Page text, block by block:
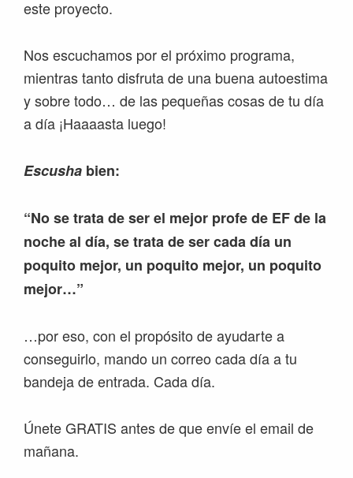
este proyecto.
Nos escuchamos por el próximo programa,
mientras tanto disfruta de una buena autoestima
y sobre todo… de las pequeñas cosas de tu día
a día ¡Haaaasta luego!
Escusha bien:
“No se trata de ser el mejor profe de EF de la
noche al día, se trata de ser cada día un
poquito mejor, un poquito mejor, un poquito
mejor…”
…por eso, con el propósito de ayudarte a
conseguirlo, mando un correo cada día a tu
bandeja de entrada. Cada día.
Únete GRATIS antes de que envíe el email de
mañana.